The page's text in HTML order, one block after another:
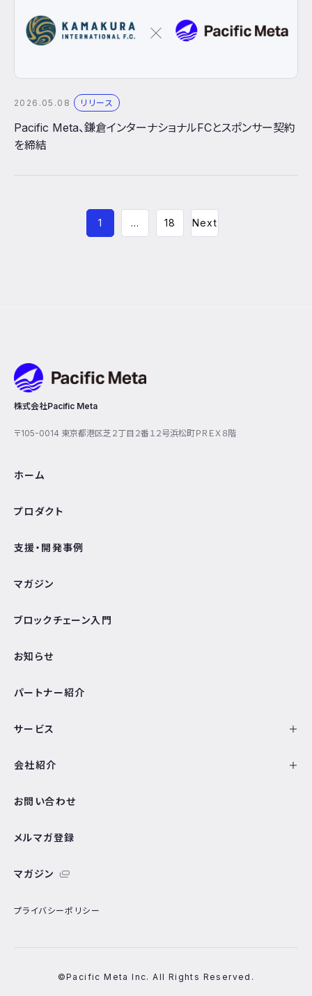
2026.05.08 リリース
Pacific Meta、鎌倉インターナショナルFCとスポンサー契約
を締結
1 … 18 Next
株式会社Pacific Meta
〒105-0014 東京都港区芝２丁目２番１２号浜松町ＰＲＥＸ８階
ホーム
プロダクト
支援・開発事例
マガジン
ブロックチェーン入門
お知らせ
パートナー紹介
サービス
会社紹介
お問い合わせ
メルマガ登録
マガジン
プライバシーポリシー
©Pacific Meta Inc. All Rights Reserved.